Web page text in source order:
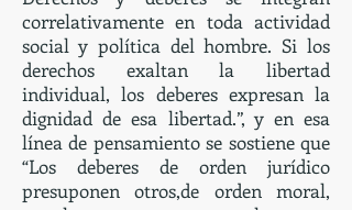
correlativamente en toda actividad
social y política del hombre. Si los
derechos exaltan la libertad
individual, los deberes expresan la
dignidad de esa libertad.”, y en esa
línea de pensamiento se sostiene que
“Los deberes de orden jurídico
presuponen otros,de orden moral,